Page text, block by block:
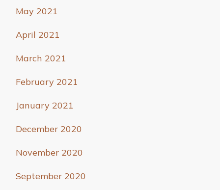
May 2021
April 2021
March 2021
February 2021
January 2021
December 2020
November 2020
September 2020